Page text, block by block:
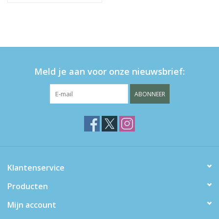
Meld je aan voor onze nieuwsbrief:
ABONNEER
Klantenservice
Producten
Mijn account